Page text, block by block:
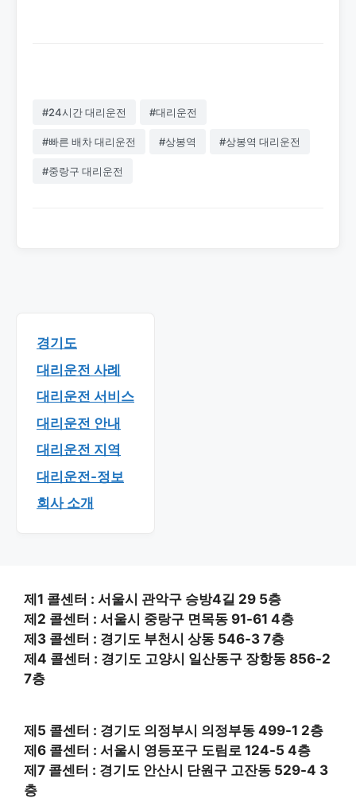
#24시간 대리운전 #대리운전
#빠른 배차 대리운전 #상봉역 #상봉역 대리운전
#중랑구 대리운전
경기도
대리운전 사례
대리운전 서비스
대리운전 안내
대리운전 지역
대리운전-정보
회사 소개
제1 콜센터 : 서울시 관악구 승방4길 29 5층
제2 콜센터 : 서울시 중랑구 면목동 91-61 4층
제3 콜센터 : 경기도 부천시 상동 546-3 7층
제4 콜센터 : 경기도 고양시 일산동구 장항동 856-2
7층
제5 콜센터 : 경기도 의정부시 의정부동 499-1 2층
제6 콜센터 : 서울시 영등포구 도림로 124-5 4층
제7 콜센터 : 경기도 안산시 단원구 고잔동 529-4 3
층